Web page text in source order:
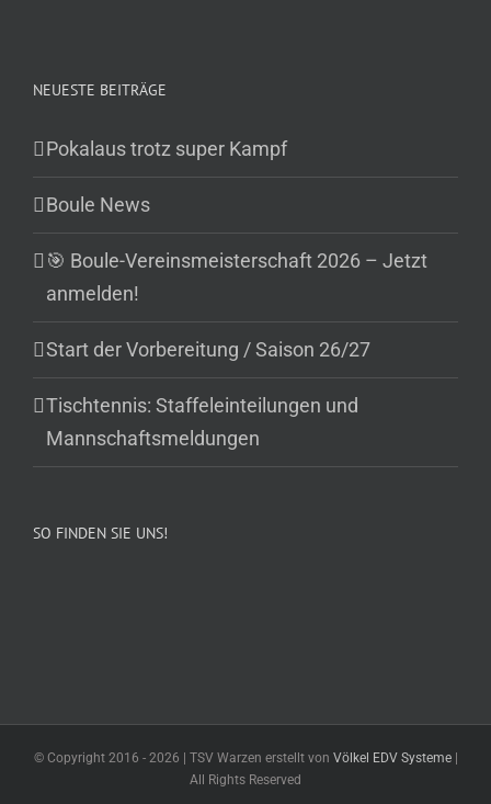
NEUESTE BEITRÄGE
Pokalaus trotz super Kampf
Boule News
🎯 Boule-Vereinsmeisterschaft 2026 – Jetzt
anmelden!
Start der Vorbereitung / Saison 26/27
Tischtennis: Staffeleinteilungen und
Mannschaftsmeldungen
SO FINDEN SIE UNS!
© Copyright 2016 - 2026 | TSV Warzen erstellt von Völkel EDV Systeme|
All Rights Reserved